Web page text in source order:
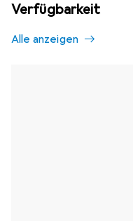
Verfügbarkeit
Alle anzeigen